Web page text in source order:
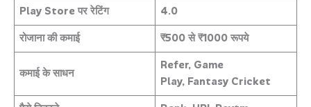
Play Store पर रेटिंग 4.0
रोजाना की कमाई ₹500 से ₹1000 रूपये
कमाई के साधन
Refer, Game
Play, Fantasy Cricket